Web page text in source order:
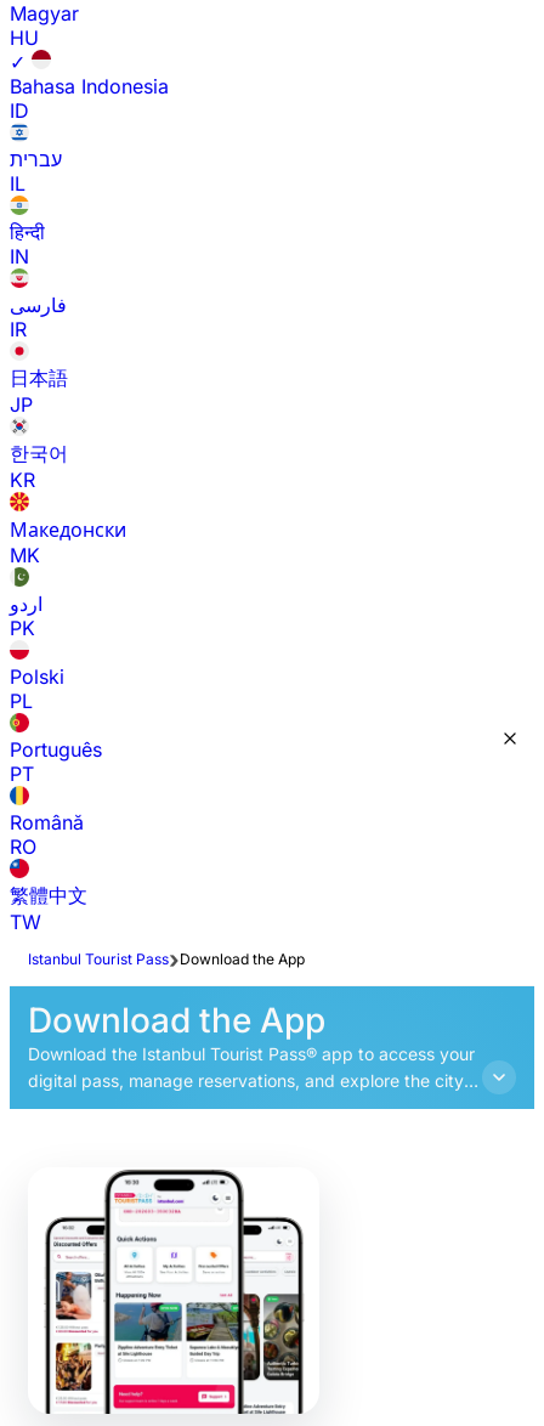
Magyar
HU
✓
Bahasa Indonesia
ID
עברית
IL
हिन्दी
IN
فارسی
IR
日本語
JP
한국어
KR
Македонски
MK
اردو
PK
Polski
PL
Português
PT
Română
RO
繁體中文
TW
Istanbul Tourist Pass Download the App
Download the App
Download the Istanbul Tourist Pass® app to access your
digital pass, manage reservations, and explore the city
with our interactive guide and audio tours